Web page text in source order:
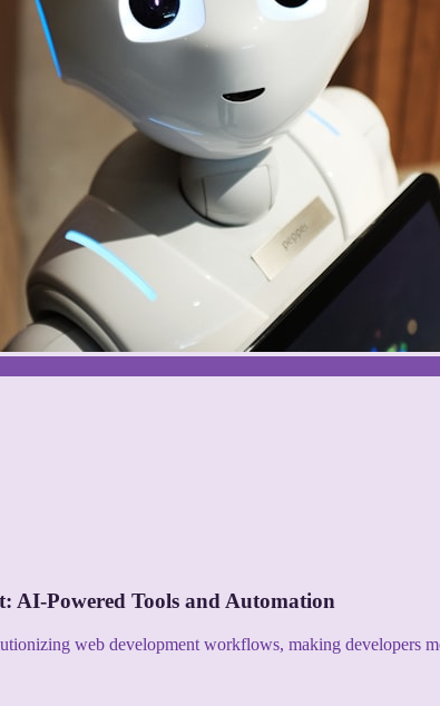
AI-Powered Tools and Automation
web development workflows, making developers